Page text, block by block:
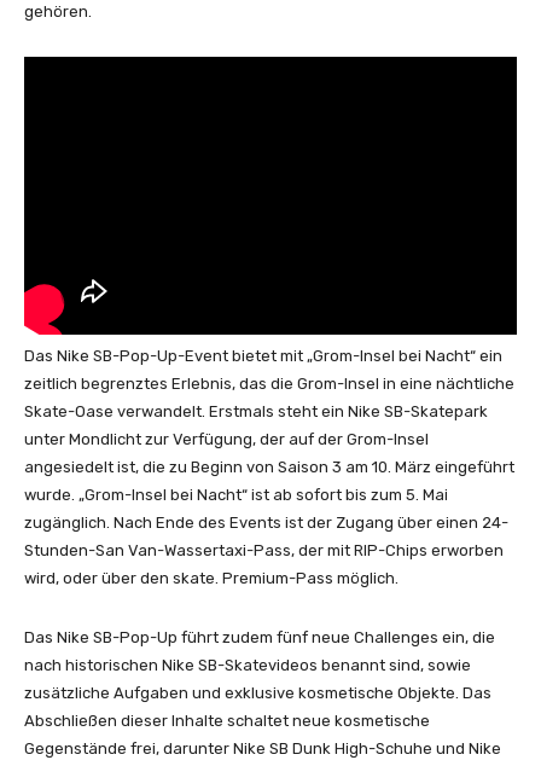
gehören.
Das Nike SB-Pop-Up-Event bietet mit „Grom-Insel bei Nacht“ ein
zeitlich begrenztes Erlebnis, das die Grom-Insel in eine nächtliche
Skate-Oase verwandelt. Erstmals steht ein Nike SB-Skatepark
unter Mondlicht zur Verfügung, der auf der Grom-Insel
angesiedelt ist, die zu Beginn von Saison 3 am 10. März eingeführt
wurde. „Grom-Insel bei Nacht“ ist ab sofort bis zum 5. Mai
zugänglich. Nach Ende des Events ist der Zugang über einen 24-
Stunden-San Van-Wassertaxi-Pass, der mit RIP-Chips erworben
wird, oder über den skate. Premium-Pass möglich.
Das Nike SB-Pop-Up führt zudem fünf neue Challenges ein, die
nach historischen Nike SB-Skatevideos benannt sind, sowie
zusätzliche Aufgaben und exklusive kosmetische Objekte. Das
Abschließen dieser Inhalte schaltet neue kosmetische
Gegenstände frei, darunter Nike SB Dunk High-Schuhe und Nike